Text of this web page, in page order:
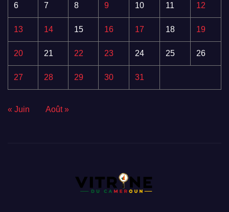
6 7 8 9 10 11 12
13 14 15 16 17 18 19
20 21 22 23 24 25 26
27 28 29 30 31
« Juin Août »